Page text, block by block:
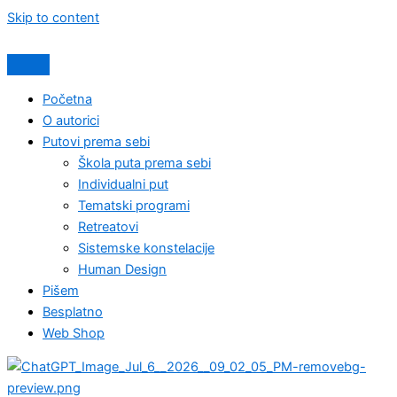
Skip to content
Početna
O autorici
Putovi prema sebi
Škola puta prema sebi
Individualni put
Tematski programi
Retreatovi
Sistemske konstelacije
Human Design
Pišem
Besplatno
Web Shop